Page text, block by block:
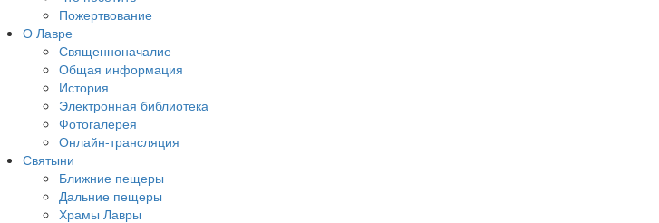
Пожертвование
О Лавре
Священноначалие
Общая информация
История
Электронная библиотека
Фотогалерея
Онлайн-трансляция
Святыни
Ближние пещеры
Дальние пещеры
Храмы Лавры